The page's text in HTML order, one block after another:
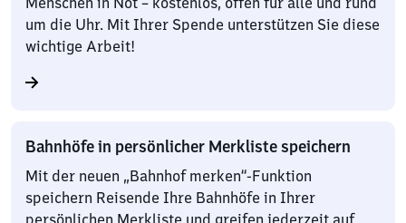
um die Uhr. Mit Ihrer Spende unterstützen Sie diese
wichtige Arbeit!
Bahnhöfe in persönlicher Merkliste speichern
Mit der neuen „Bahnhof merken“-Funktion
speichern Reisende Ihre Bahnhöfe in Ihrer
persönlichen Merkliste und greifen jederzeit auf